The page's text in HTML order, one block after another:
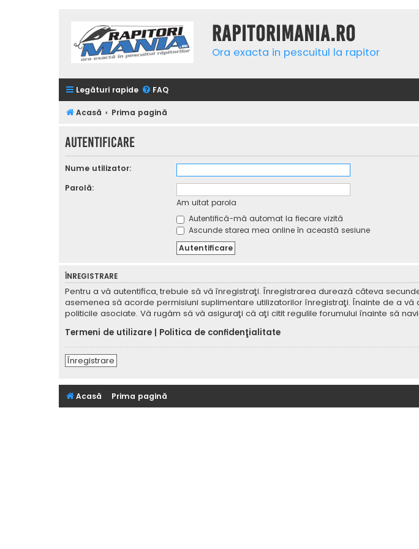
Rapitorimania.ro
Ora exacta in pescuitul la rapitor
Legături rapide FAQ
Acasă Prima pagină
Autentificare
Nume utilizator:
Parolă:
Am uitat parola
Autentifică-mă automat la fiecare vizită
Ascunde starea mea online în această sesiune
ÎNREGISTRARE
Pentru a vă autentifica, trebuie să vă înregistraţi. Înregistrarea durează câteva
asemenea să acorde permisiuni suplimentare utilizatorilor înregistraţi. Înainte de a
politicile asociate. Vă rugăm să vă asiguraţi că aţi citit regulile forumului înainte să
Termeni de utilizare
Politica de confidenţialitate
Înregistrare
Acasă Prima pagină